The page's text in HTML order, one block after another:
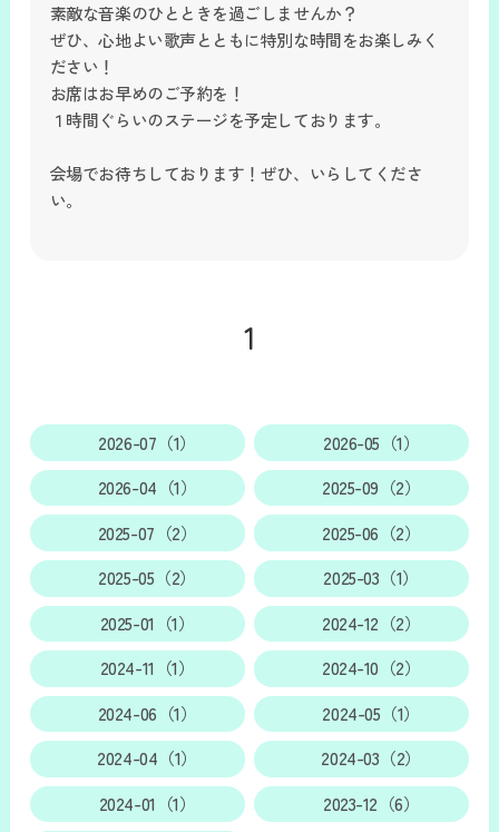
素敵な音楽のひとときを過ごしませんか？
ぜひ、心地よい歌声とともに特別な時間をお楽しみく
ださい！
お席はお早めのご予約を！
１時間ぐらいのステージを予定しております。
会場でお待ちしております！ぜひ、いらしてくださ
い。
1
2026-07（1）
2026-05（1）
2026-04（1）
2025-09（2）
2025-07（2）
2025-06（2）
2025-05（2）
2025-03（1）
2025-01（1）
2024-12（2）
2024-11（1）
2024-10（2）
2024-06（1）
2024-05（1）
2024-04（1）
2024-03（2）
2024-01（1）
2023-12（6）